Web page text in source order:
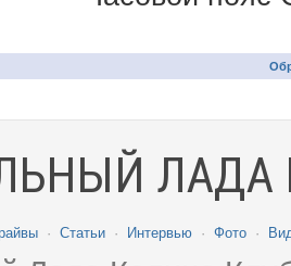
ЛАДА
· Статьи · Интервью · Фото ·